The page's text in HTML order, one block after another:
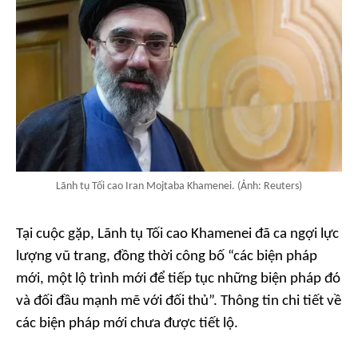
Lãnh tụ Tối cao Iran Mojtaba Khamenei. (Ảnh: Reuters)
Tại cuộc gặp, Lãnh tụ Tối cao Khamenei đã ca ngợi lực
lượng vũ trang, đồng thời công bố “các biện pháp
mới, một lộ trình mới để tiếp tục những biện pháp đó
và đối đầu mạnh mẽ với đối thủ”. Thông tin chi tiết về
các biện pháp mới chưa được tiết lộ.